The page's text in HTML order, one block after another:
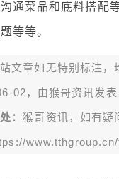
通菜品和底料搭配
等等。
文章如无特别标注，
02，由猴哥资讯 发
：猴哥资讯，如有疑